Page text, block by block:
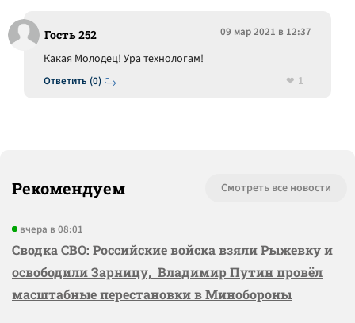
Гость 252 09 мар 2021 в 12:37
Ответить (0)
Какая Молодец! Ура технологам!
1
Рекомендуем Смотреть все новости
вчера в 08:01
Сводка СВО: Российские войска взяли Рыжевку и
освободили Зарницу, Владимир Путин провёл
масштабные перестановки в Минобороны